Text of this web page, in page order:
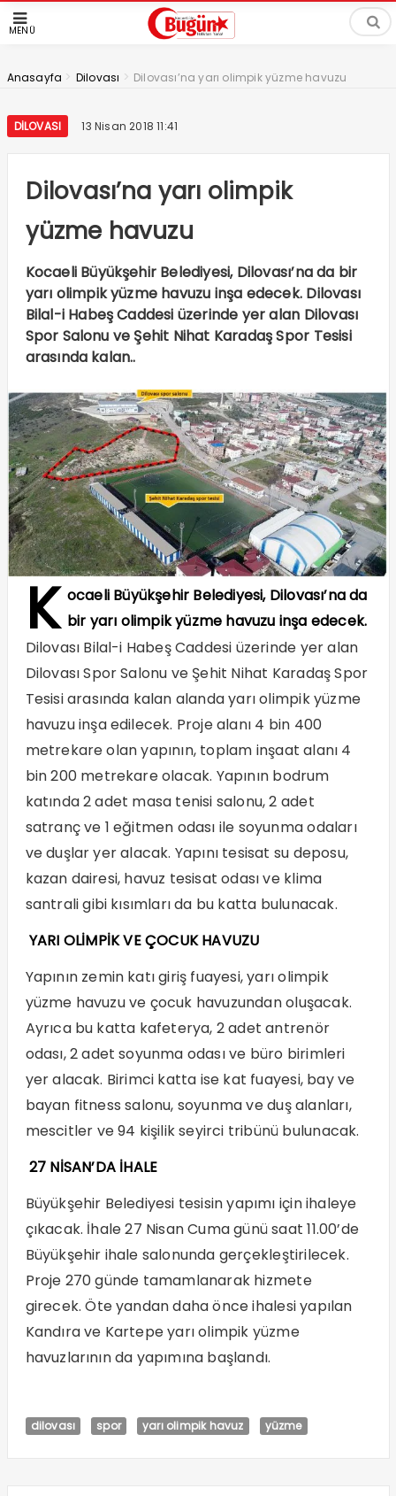
MENÜ
Anasayfa > Dilovası > Dilovası’na yarı olimpik yüzme havuzu
DILOVASI 13 Nisan 2018 11:41
Dilovası’na yarı olimpik
yüzme havuzu
Kocaeli Büyükşehir Belediyesi, Dilovası’na da bir
yarı olimpik yüzme havuzu inşa edecek. Dilovası
Bilal-i Habeş Caddesi üzerinde yer alan Dilovası
Spor Salonu ve Şehit Nihat Karadaş Spor Tesisi
arasında kalan..
K ocaeli Büyükşehir Belediyesi, Dilovası’na da
bir yarı olimpik yüzme havuzu inşa edecek.
Dilovası Bilal-i Habeş Caddesi üzerinde yer alan
Dilovası Spor Salonu ve Şehit Nihat Karadaş Spor
Tesisi arasında kalan alanda yarı olimpik yüzme
havuzu inşa edilecek. Proje alanı 4 bin 400
metrekare olan yapının, toplam inşaat alanı 4
bin 200 metrekare olacak. Yapının bodrum
katında 2 adet masa tenisi salonu, 2 adet
satranç ve 1 eğitmen odası ile soyunma odaları
ve duşlar yer alacak. Yapını tesisat su deposu,
kazan dairesi, havuz tesisat odası ve klima
santrali gibi kısımları da bu katta bulunacak.
YARI OLİMPİK VE ÇOCUK HAVUZU
Yapının zemin katı giriş fuayesi, yarı olimpik
yüzme havuzu ve çocuk havuzundan oluşacak.
Ayrıca bu katta kafeterya, 2 adet antrenör
odası, 2 adet soyunma odası ve büro birimleri
yer alacak. Birimci katta ise kat fuayesi, bay ve
bayan fitness salonu, soyunma ve duş alanları,
mescitler ve 94 kişilik seyirci tribünü bulunacak.
27 NİSAN’DA İHALE
Büyükşehir Belediyesi tesisin yapımı için ihaleye
çıkacak. İhale 27 Nisan Cuma günü saat 11.00’de
Büyükşehir ihale salonunda gerçekleştirilecek.
Proje 270 günde tamamlanarak hizmete
girecek. Öte yandan daha önce ihalesi yapılan
Kandıra ve Kartepe yarı olimpik yüzme
havuzlarının da yapımına başlandı.
dilovası spor yarı olimpik havuz yüzme